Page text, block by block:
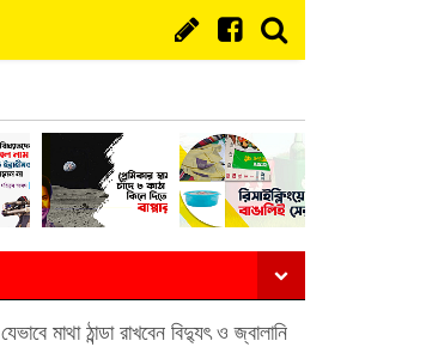
যেভাবে মাথা ঠান্ডা রাখবেন বিদ্যুৎ ও জ্বালানি